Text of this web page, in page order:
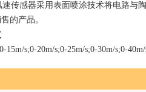
速传感器采用表面喷涂技术将电路
的产品。
s;0-20m/s;0-25m/s;0-30m/s;0-